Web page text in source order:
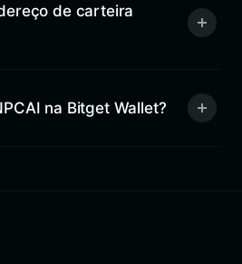
de carteira
na Bitget Wallet?